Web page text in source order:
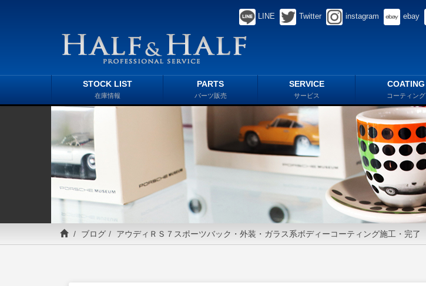
LINE Twitter instagram ebay
STOCK LIST
在庫情報
PARTS
パーツ販売
SERVICE
サービス
COATING
コーティング
ブログ アウディＲＳ７スポーツバック・外装・ガラス系ボディーコーティング施工・完了